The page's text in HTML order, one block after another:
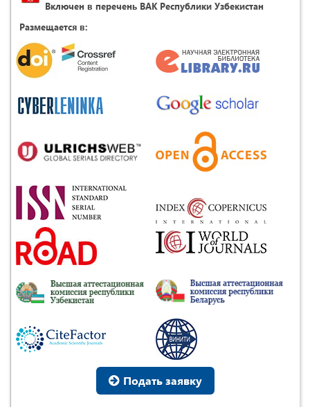
Включен в перечень ВАК Республики Узбекистан
Размещается в:
Подать заявку